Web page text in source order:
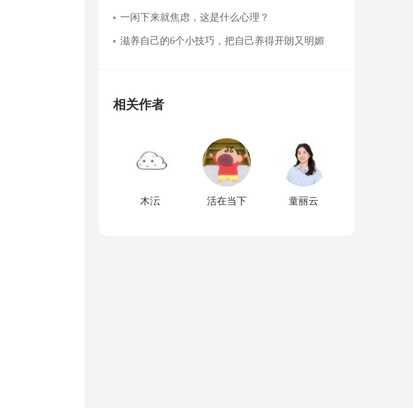
一闲下来就焦虑，这是什么心理？
滋养自己的6个小技巧，把自己养得开朗又明媚
相关作者
木沄 活在当下 童丽云